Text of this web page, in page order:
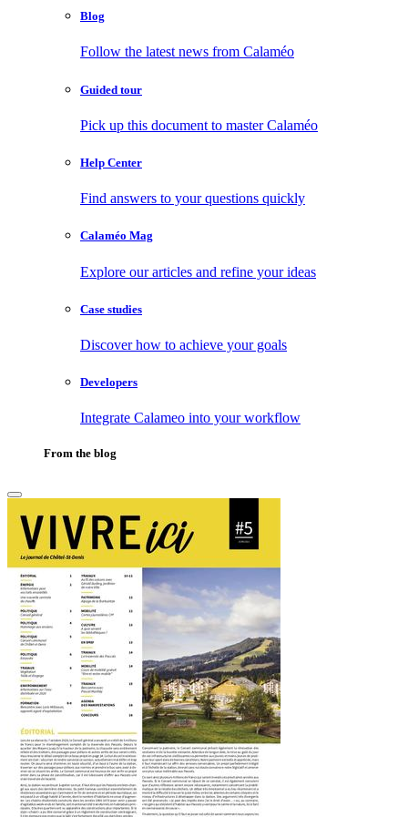
Blog
Follow the latest news from Calaméo
Guided tour
Pick up this document to master Calaméo
Help Center
Find answers to your questions quickly
Calaméo Mag
Explore our articles and refine your ideas
Case studies
Discover how to achieve your goals
Developers
Integrate Calameo into your workflow
From the blog